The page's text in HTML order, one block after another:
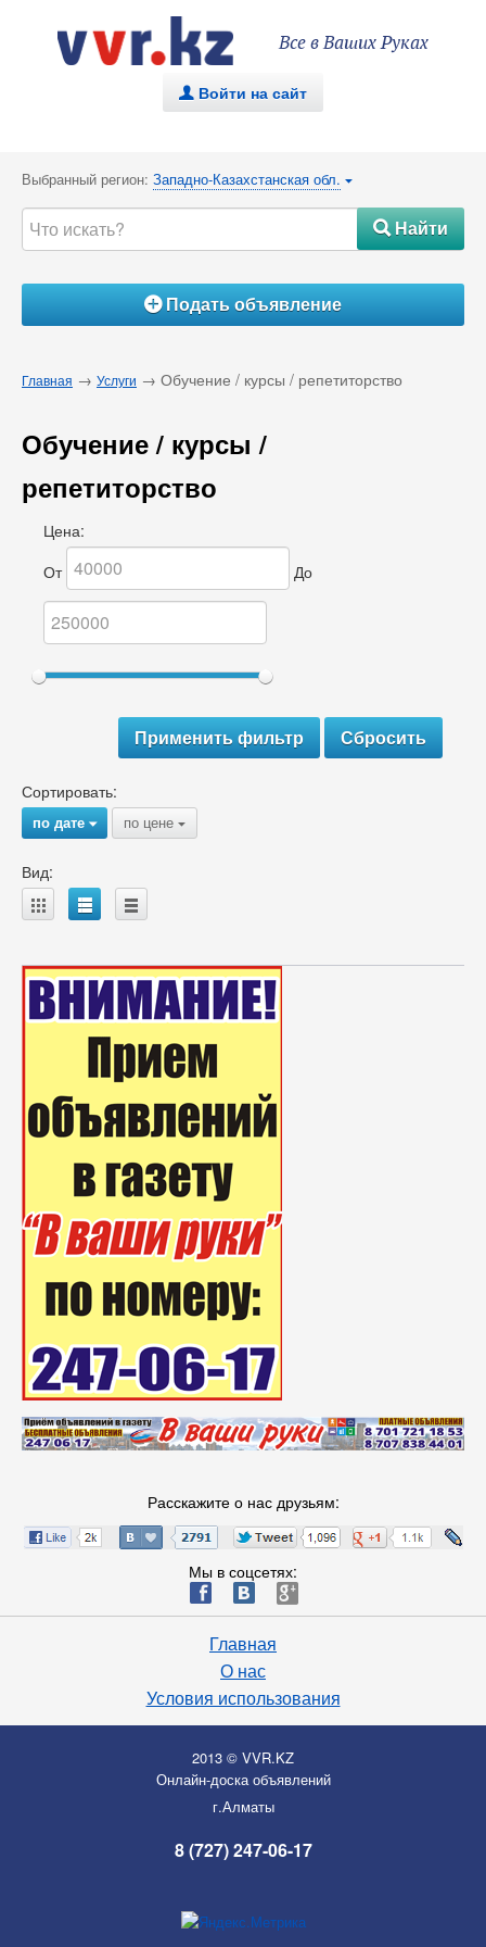
Все в Ваших Руках
. Войти на сайт
Выбранный регион: Западно-Казахстанская обл. {
#Найти
ÁПодать объявление
Главная → Услуги → Обучение / курсы / репетиторство
Обучение / курсы /
репетиторство
Цена:
От
До
Сортировать:
по дате{ по цене {
Вид:
A B C
Расскажите о нас друзьям:
Мы в соцсетях:
ä æ è
Главная
О нас
Условия использования
2013 © VVR.KZ
Онлайн-доска объявлений
г.Алматы
8 (727) 247-06-17